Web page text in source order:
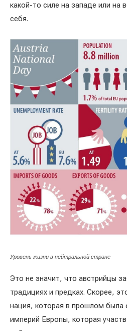
какой-то силе на западе или на
себя.
Уровень жизни в нейтральной стране
Это не значит, что австрийцы
традициях и предках. Скорее,
нация, которая в прошлом была
империй Европы, которая